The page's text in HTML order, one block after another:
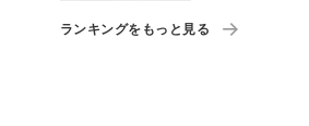
ランキングをもっと見る